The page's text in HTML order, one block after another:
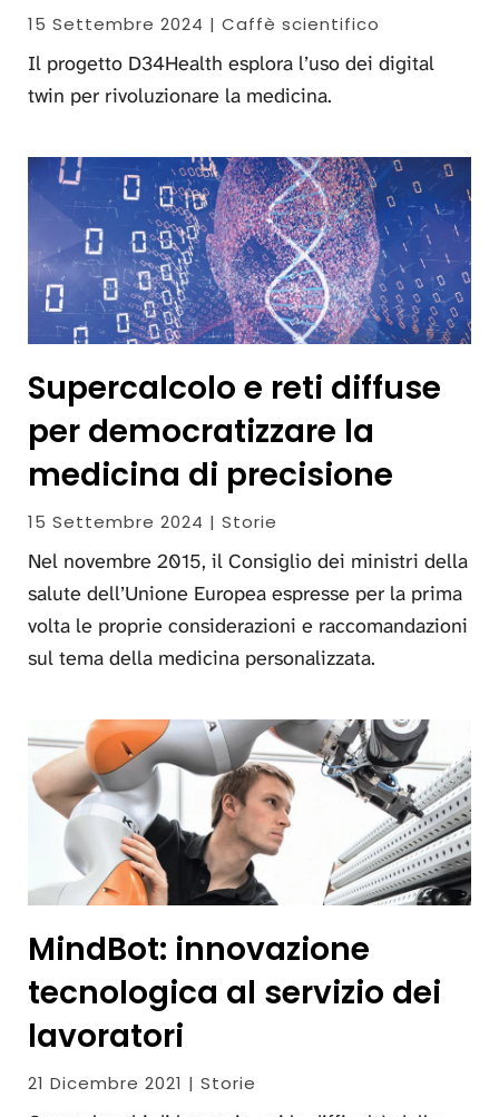
15 Settembre 2024 | Caffè scientifico
Il progetto D34Health esplora l’uso dei digital
twin per rivoluzionare la medicina.
Supercalcolo e reti diffuse
per democratizzare la
medicina di precisione
15 Settembre 2024 | Storie
Nel novembre 2015, il Consiglio dei ministri della
salute dell’Unione Europea espresse per la prima
volta le proprie considerazioni e raccomandazioni
sul tema della medicina personalizzata.
MindBot: innovazione
tecnologica al servizio dei
lavoratori
21 Dicembre 2021 | Storie